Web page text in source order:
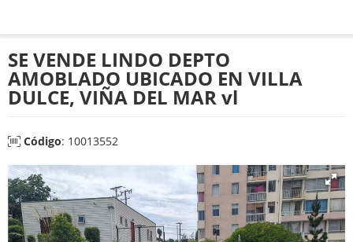
SE VENDE LINDO DEPTO
AMOBLADO UBICADO EN VILLA
DULCE, VIÑA DEL MAR vl
Código: 10013552